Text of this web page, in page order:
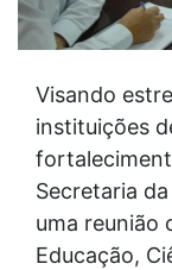
Visando
instituições
Secretaria
uma reunião
Educação,